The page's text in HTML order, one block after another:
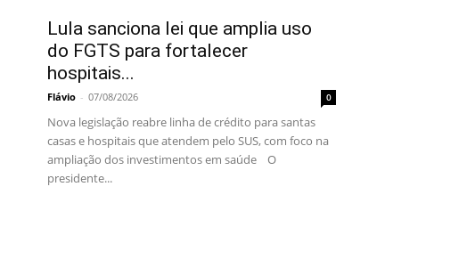
Lula sanciona lei que amplia uso
do FGTS para fortalecer
hospitais...
Flávio - 07/08/2026 0
Nova legislação reabre linha de crédito para santas
casas e hospitais que atendem pelo SUS, com foco na
ampliação dos investimentos em saúde O
presidente...